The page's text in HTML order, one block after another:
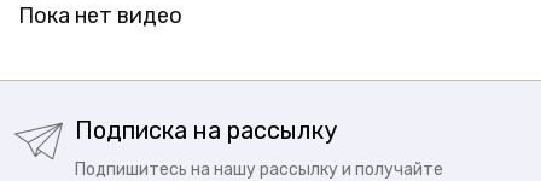
Пока нет видео
Подписка на рассылку
Подпишитесь на нашу рассылку и получайте